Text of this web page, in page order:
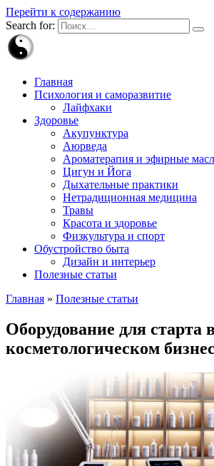
Перейти к содержанию
Search for:
Главная
Психология и саморазвитие
Лайфхаки
Здоровье
Акупунктура
Аюрведа
Ароматерапия и эфирные
Цигун и Йога
Дыхательные практики
Нетрадиционная медицина
Травы
Красота и здоровье
Физкультура и спорт
Обустройство быта
Дизайн и интерьер
Полезные статьи
Главная » Полезные статьи
Оборудование для старта
косметологическом